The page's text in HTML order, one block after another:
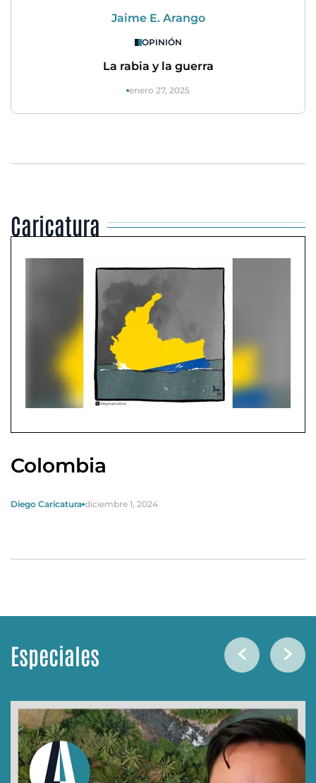
Jaime E. Arango
OPINIÓN
La rabia y la guerra
enero 27, 2025
Caricatura
Colombia
Diego Caricatura diciembre 1, 2024
Especiales